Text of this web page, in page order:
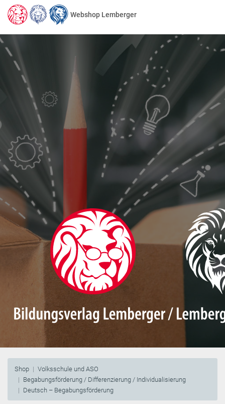
Webshop Lemberger
Shop
Volksschule und ASO
Begabungsförderung / Differenzierung / Individualisierung
Deutsch – Begabungsförderung